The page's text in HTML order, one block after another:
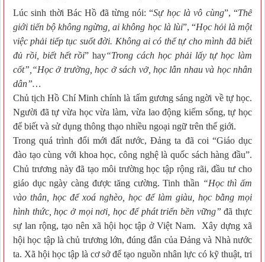
Lúc sinh thời Bác Hồ đã từng nói: “Sự học là vô cùng”, “Thế
giới tiến bộ không ngừng, ai không học là lùi”, “Học hỏi là một
việc phải tiếp tục suốt đời. Không ai có thể tự cho mình đã biết
đủ rồi, biết hết rồi” hay“Trong cách học phải lấy tự học làm
cốt”,“Học ở trường, học ở sách vở, học lẫn nhau và học nhân
dân”…
Chủ tịch Hồ Chí Minh chính là tấm gương sáng ngời về tự học.
Người đã tự vừa học vừa làm, vừa lao động kiếm sống, tự học
để biết và sử dụng thông thạo nhiều ngoại ngữ trên thế giới.
Trong quá trình đổi mới đất nước, Đảng ta đã coi “Giáo dục
đào tạo cùng với khoa học, công nghệ là quốc sách hàng đầu”.
Chủ trương này đã tạo môi trường học tập rộng rãi, đầu tư cho
giáo dục ngày càng được tăng cường. Tinh thần “Học thì ấm
vào thân, học để xoá nghèo, học để làm giàu, học bằng mọi
hình thức, học ở mọi nơi, học để phát triển bền vững” đã thực
sự lan rộng, tạo nên xã hội học tập ở Việt Nam. Xây dựng xã
hội học tập là chủ trương lớn, đúng đắn của Ðảng và Nhà nước
ta. Xã hội học tập là cơ sở để tạo nguồn nhân lực có kỹ thuật, tri